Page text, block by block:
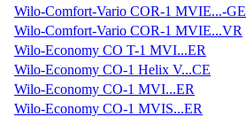
Wilo-Comfort-Vario COR-1 MVIE...-GE
Wilo-Comfort-Vario COR-1 MVIE...VR
Wilo-Economy CO T-1 MVI...ER
Wilo-Economy CO-1 Helix V...CE
Wilo-Economy CO-1 MVI...ER
Wilo-Economy CO-1 MVIS...ER